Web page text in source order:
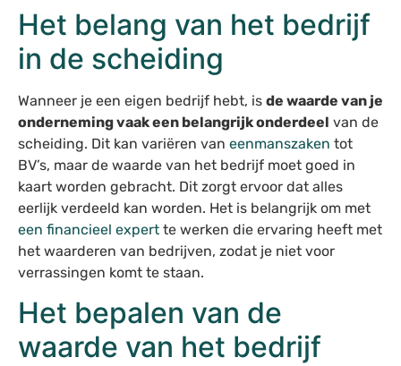
Het belang van het bedrijf
in de scheiding
Wanneer je een eigen bedrijf hebt, is de waarde van je
onderneming vaak een belangrijk onderdeel van de
scheiding. Dit kan variëren van eenmanszaken tot
BV’s, maar de waarde van het bedrijf moet goed in
kaart worden gebracht. Dit zorgt ervoor dat alles
eerlijk verdeeld kan worden. Het is belangrijk om met
een financieel expert te werken die ervaring heeft met
het waarderen van bedrijven, zodat je niet voor
verrassingen komt te staan.
Het bepalen van de
waarde van het bedrijf